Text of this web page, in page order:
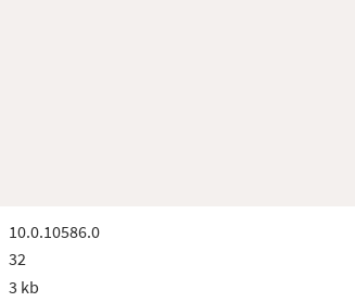
10.0.10586.0
32
3 kb